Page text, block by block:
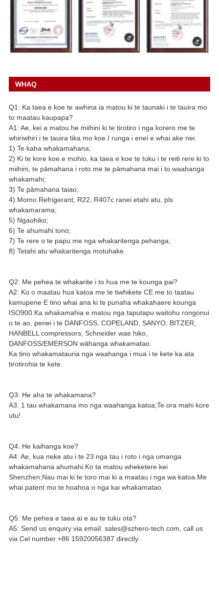
WHAQ
Q1: Ka taea e koe te awhina ia matou ki te taunaki i te tauira mo
to maatau kaupapa?
A1: Ae, kei a matou he miihini ki te tirotiro i nga korero me te
whiriwhiri i te tauira tika mo koe.I runga i enei e whai ake nei:
1) Te kaha whakamahana;
2) Ki te kore koe e mohio, ka taea e koe te tuku i te reiti rere ki to
miihini, te pāmahana i roto me te pāmahana mai i to waahanga
whakamahi;
3) Te pāmahana taiao;
4) Momo Refrigerant, R22, R407c ranei etahi atu, pls
whakamarama;
5) Ngaohiko;
6) Te ahumahi tono;
7) Te rere o te papu me nga whakaritenga pehanga;
8) Tetahi atu whakaritenga motuhake.
Q2: Me pehea te whakarite i to hua me te kounga pai?
A2: Ko o maatau hua katoa me te tiwhikete CE me to taatau
kamupene E tino whai ana ki te punaha whakahaere kounga
ISO900.Ka whakamahia e matou nga taputapu waitohu rongonui
o te ao, penei i te DANFOSS, COPELAND, SANYO, BITZER,
HANBELL compressors, Schneider wae hiko,
DANFOSS/EMERSON wāhanga whakamatao.
Ka tino whakamatauria nga waahanga i mua i te kete ka ata
tirotirohia te kete.
Q3: He aha te whakamana?
A3: 1 tau whakamana mo nga waahanga katoa;Te ora mahi kore
utu!
Q4: He kaihanga koe?
A4: Ae, kua neke atu i te 23 nga tau i roto i nga umanga
whakamahana ahumahi.Ko ta matou wheketere kei
Shenzhen;Nau mai ki te toro mai ki a maatau i nga wa katoa.Me
whai patent mo te hoahoa o nga kai whakamatao.
Q5: Me pehea e taea ai e au te tuku ota?
A5: Send us enquiry via email: sales@szhero-tech.com, call us
via Cel number +86 15920056387 directly.